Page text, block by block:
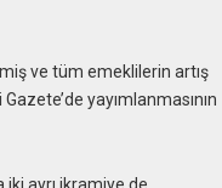
ve tüm emeklilerin artış
yayımlanmasının